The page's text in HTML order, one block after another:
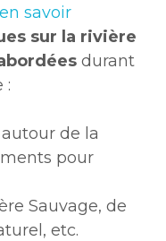
en savoir
sur la rivière
durant
:
de la
pour
Sauvage, de
etc.